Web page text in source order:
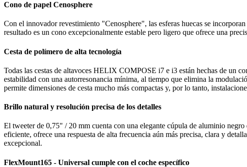
Cono de papel Cenosphere
Con el innovador revestimiento "Cenosphere", las esferas huecas se
resultado es un cono excepcionalmente estable pero ligero que ofrece una
Cesta de polímero de alta tecnología
Todas las cestas de altavoces HELIX COMPOSE i7 e i3 están hechas de un
estabilidad con una autorresonancia mínima, al tiempo que elimina la
permite dimensiones de cesta mucho más compactas y, por lo tanto,
Brillo natural y resolución precisa de los detalles
El tweeter de 0,75" / 20 mm cuenta con una elegante cúpula de aluminio
eficiente, ofrece una respuesta de alta frecuencia aún más precisa, clara y
excepcional.
FlexMount165 - Universal cumple con el coche específico